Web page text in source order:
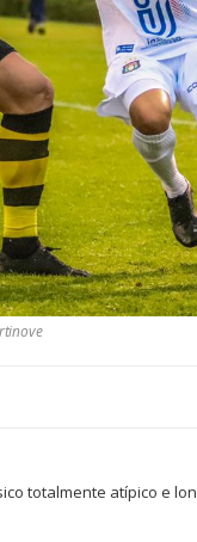
totalmente atípico e